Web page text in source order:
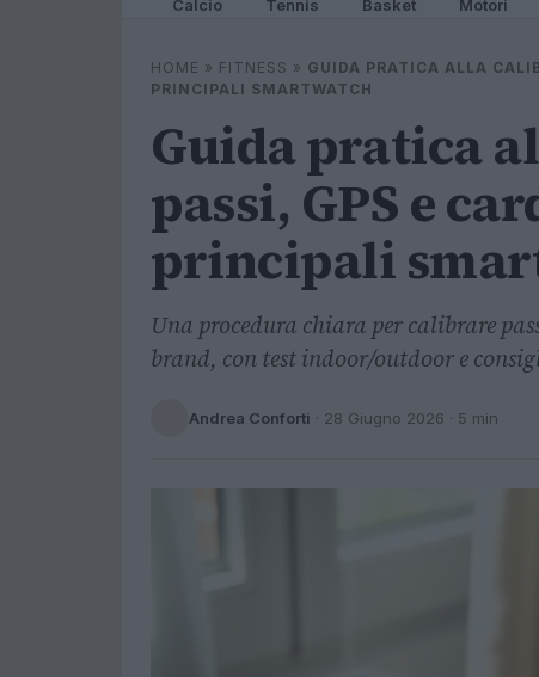
Calcio Tennis Basket Motori
HOME » FITNESS » GUIDA PRATICA ALLA
PRINCIPALI SMARTWATCH
Guida pratica
passi, GPS e
principali
Una procedura chiara per calibrare
brand, con test indoor/outdoor e
Andrea Conforti · 28 Giugno 2026 · 5 min